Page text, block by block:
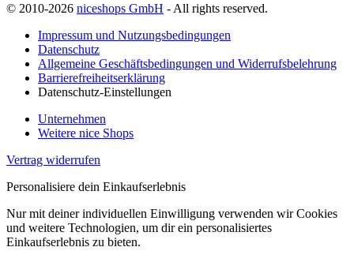
© 2010-2026 niceshops GmbH - All rights reserved.
Impressum und Nutzungsbedingungen
Datenschutz
Allgemeine Geschäftsbedingungen und Widerrufsbelehrung
Barrierefreiheitserklärung
Datenschutz-Einstellungen
Unternehmen
Weitere nice Shops
Vertrag widerrufen
Personalisiere dein Einkaufserlebnis
Nur mit deiner individuellen Einwilligung verwenden wir Cookies
und weitere Technologien, um dir ein personalisiertes
Einkaufserlebnis zu bieten.